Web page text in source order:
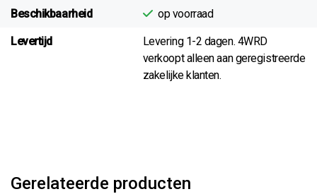
Beschikbaarheid op voorraad
Levertijd
Levering 1-2 dagen. 4WRD
verkoopt alleen aan geregistreerde
zakelijke klanten.
Gerelateerde producten